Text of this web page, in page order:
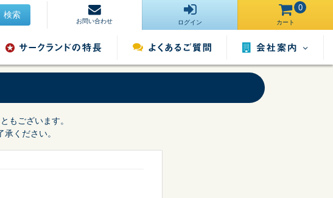
映像用品レンタル 照明用品レンタル
会社案内
検索
お問い合わせ ログイン カート
0
もございます。
ください。